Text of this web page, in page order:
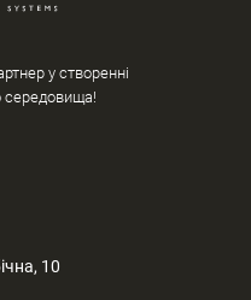
у створенні
середовища!
10